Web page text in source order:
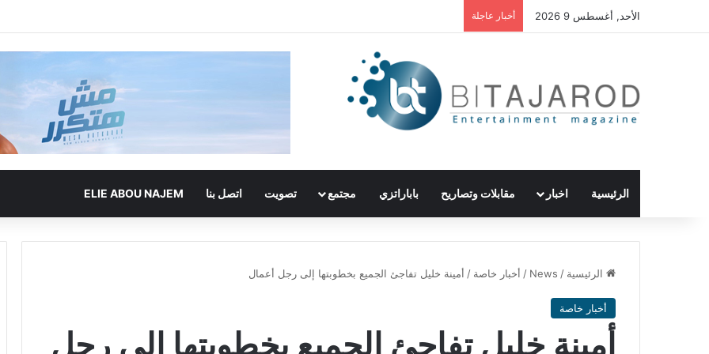
الأحد, أغسطس 9 2026 أخبار عاجلة
الرئيسية اخبار مقابلات وتصاريح باباراتزي مجتمع تصويت اتصل بنا ELIE ABOU NAJEM
الرئيسية /
News
/ أخبار خاصة / أمينة خليل تفاجئ الجميع بخطوبتها إلى رجل أعمال
أخبار خاصة
أمينة خليل تفاجئ الجميع بخطوبتها إلى رجل